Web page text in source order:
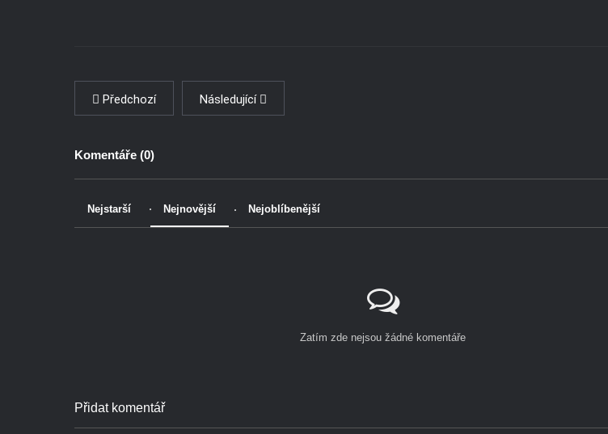
Předchozí Následující
Komentáře (0)
Nejstarší Nejnovější Nejoblíbenější
Zatím zde nejsou žádné komentáře
Přidat komentář